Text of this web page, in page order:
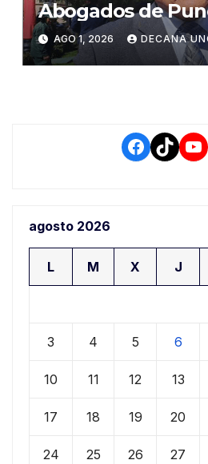
Abogados de
propuestas
ciudadana
AGO 1, 2026 DECANA
agosto 2026
L M X J
3 4 5 6
10 11 12 13
17 18 19 20
24 25 26 27